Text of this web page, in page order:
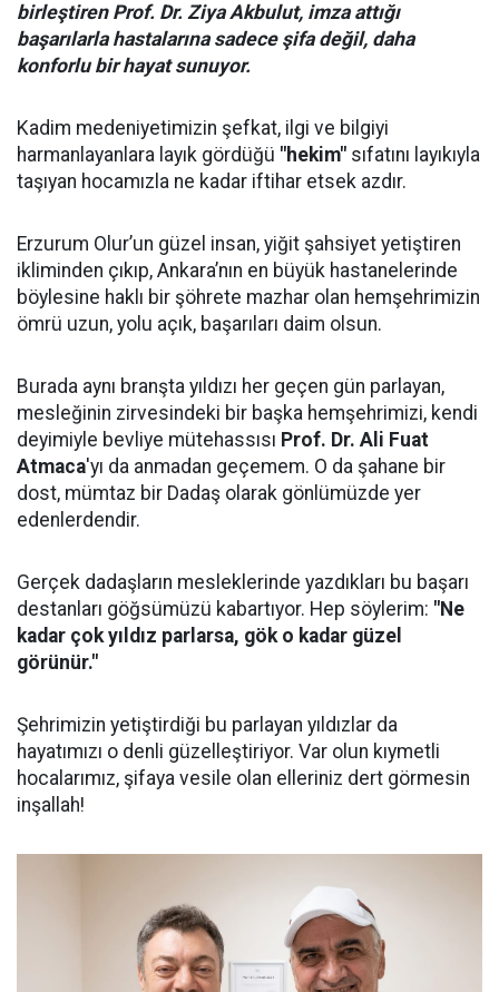
birleştiren Prof. Dr. Ziya Akbulut, imza attığı
başarılarla hastalarına sadece şifa değil, daha
konforlu bir hayat sunuyor.
Kadim medeniyetimizin şefkat, ilgi ve bilgiyi
harmanlayanlara layık gördüğü "hekim" sıfatını layıkıyla
taşıyan hocamızla ne kadar iftihar etsek azdır.
Erzurum Olur’un güzel insan, yiğit şahsiyet yetiştiren
ikliminden çıkıp, Ankara’nın en büyük hastanelerinde
böylesine haklı bir şöhrete mazhar olan hemşehrimizin
ömrü uzun, yolu açık, başarıları daim olsun.
Burada aynı branşta yıldızı her geçen gün parlayan,
mesleğinin zirvesindeki bir başka hemşehrimizi, kendi
deyimiyle bevliye mütehassısı Prof. Dr. Ali Fuat
Atmaca'yı da anmadan geçemem. O da şahane bir
dost, mümtaz bir Dadaş olarak gönlümüzde yer
edenlerdendir.
Gerçek dadaşların mesleklerinde yazdıkları bu başarı
destanları göğsümüzü kabartıyor. Hep söylerim: "Ne
kadar çok yıldız parlarsa, gök o kadar güzel
görünür."
Şehrimizin yetiştirdiği bu parlayan yıldızlar da
hayatımızı o denli güzelleştiriyor. Var olun kıymetli
hocalarımız, şifaya vesile olan elleriniz dert görmesin
inşallah!